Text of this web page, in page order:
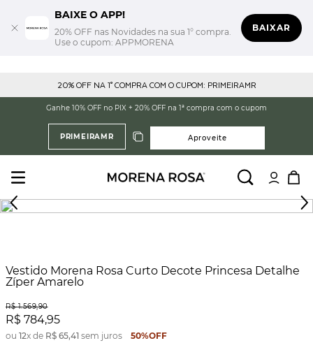
BAIXE O APP!
20% OFF nas Novidades na sua 1° compra.
Use o cupom: APPMORENA
BAIXAR
20% OFF NA 1° COMPRA COM O CUPOM: PRIMEIRAMR
Ganhe 10% OFF no PIX + 20% OFF na 1ª compra com o cupom
PRIMEIRAMR Aproveite
Vestido Morena Rosa Curto Decote Princesa Detalhe
Zíper Amarelo
R$ 1.569,90
R$ 784,95
ou 12x de R$ 65,41 sem juros 50%OFF